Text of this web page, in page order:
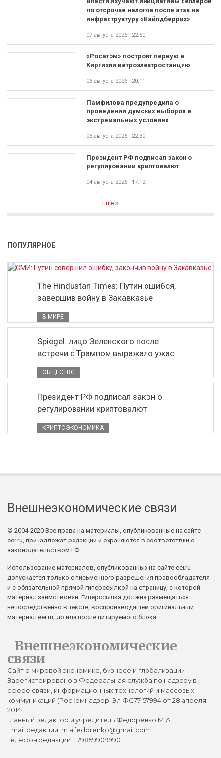
по отсрочке налогов после атак на
инфраструктуру «Вайлдберриз»
07 августа 2026 - 22:50
«Росатом» построит первую в
Киргизии ветроэлектростанцию
06 августа 2026 - 20:11
Памфилова предупредила о
проведении думских выборов в
экстремальных условиях
05 августа 2026 - 22:30
Президент РФ подписал закон о
регулировании криптовалют
04 августа 2026 - 17:12
Ещё
ПОПУЛЯРНОЕ
The Hindustan Times: Путин ошибся,
завершив войну в Закавказье
В МИРЕ
Spiegel: лицо Зеленского после
встречи с Трампом выражало ужас
ОБЩЕСТВО
Президент РФ подписал закон о
регулировании криптовалют
КРИПТОЭКОНОМИКА
Внешнеэкономические связи
© 2004-2020 Все права на материалы, опубликованные на сайте
eer.ru, принадлежат редакции и охраняются в соответствии с
законодательством РФ.
Использование материалов, опубликованных на сайте eer.ru
допускается только с письменного разрешения правообладателя
и с обязательной прямой гиперссылкой на страницу, с которой
материал заимствован. Гиперссылка должна размещаться
непосредственно в тексте, воспроизводящем оригинальный
материал eer.ru, до или после цитируемого блока.
Внешнеэкономические
связи
Сайт о мировой экономике, бизнесе и глобализации
Зарегистрировано в Федеральная служба по надзору в
сфере связи, информационных технологий и массовых
коммуникаций (Роскомнадзор) Эл ФС77-57994 от 28 апреля
2014
Главный редактор и учредитель Федоренко М.А.
Email редакции: m.a.fedorenko@gmail.com.
Телефон редакции: +79859909990